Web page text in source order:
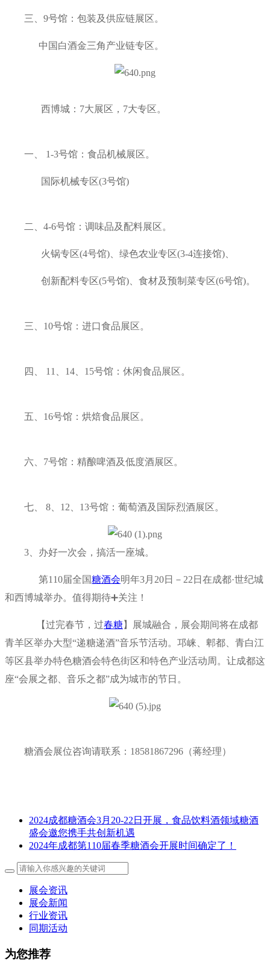
三、9号馆：包装及供应链展区。
中国白酒金三角产业链专区。
西博城：7大展区，7大专区。
一、 1-3号馆：食品机械展区。
国际机械专区(3号馆)
二、4-6号馆：调味品及配料展区。
火锅专区(4号馆)、绿色农业专区(3-4连接馆)、
创新配料专区(5号馆)、食材及预制菜专区(6号馆)。
三、10号馆：进口食品展区。
四、 11、14、15号馆：休闲食品展区。
五、16号馆：烘焙食品展区。
六、7号馆：精酿啤酒及低度酒展区。
七、 8、12、13号馆：葡萄酒及国际烈酒展区。
3、办好一次会，搞活一座城。
第110届全国糖酒会明年3月20日－22日在成都·世纪城
和西博城举办。值得期待➕关注！
【过完春节，过春糖】展城融合，展会期间将在成都
青羊区举办大型“递糖递酒”音乐节活动。邛崃、郫都、青白江
等区县举办特色糖酒会特色街区和特色产业活动周。让成都这
座“会展之都、音乐之都”成为城市的节日。
糖酒会展位咨询请联系：18581867296（蒋经理）
2024成都糖酒会3月20-22日开展，食品饮料酒领域糖酒
盛会邀您携手共创新机遇
2024年成都第110届春季糖酒会开展时间确定了！
展会资讯
展会新闻
行业资讯
同期活动
为您推荐